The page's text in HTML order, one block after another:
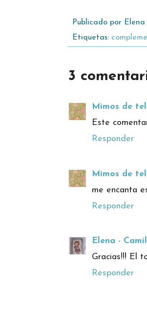
Publicado por
Etiquetas:
3
Mimos de
Este
Responder
Mimos de
me encanta
Responder
Elena -
Gracias!!! El
Responder